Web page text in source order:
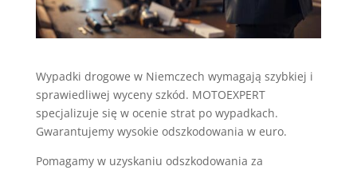
Wypadki drogowe w Niemczech wymagają szybkiej i
sprawiedliwej wyceny szkód. MOTOEXPERT
specjalizuje się w ocenie strat po wypadkach.
Gwarantujemy wysokie odszkodowania w euro.
Pomagamy w uzyskaniu odszkodowania za